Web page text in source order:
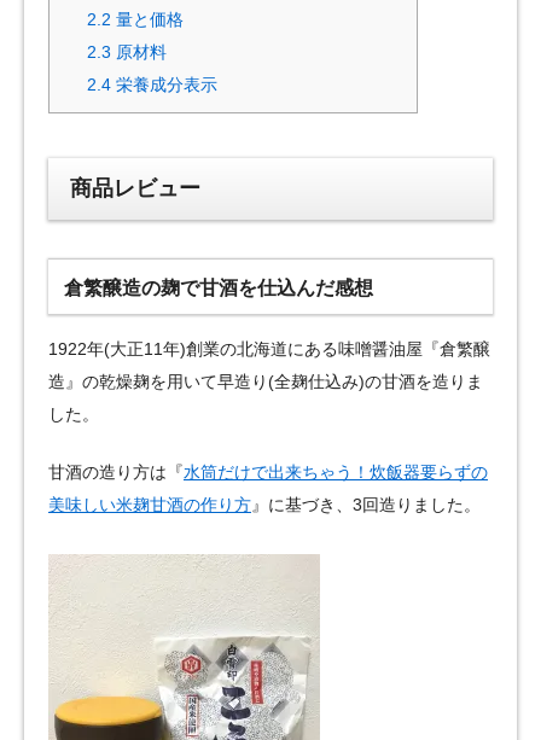
2.2 量と価格
2.3 原材料
2.4 栄養成分表示
商品レビュー
倉繁醸造の麹で甘酒を仕込んだ感想
1922年(大正11年)創業の北海道にある味噌醤油屋『倉繁醸
造』の乾燥麹を用いて早造り(全麹仕込み)の甘酒を造りま
した。
甘酒の造り方は『水筒だけで出来ちゃう！炊飯器要らずの
美味しい米麹甘酒の作り方』に基づき、3回造りました。